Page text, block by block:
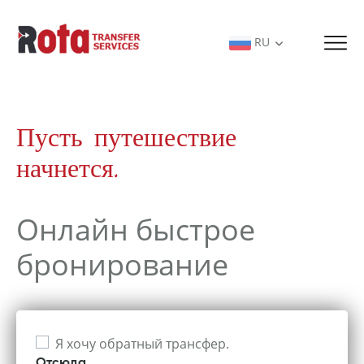
RU
Пусть путешествие
начнется.
Онлайн быстрое
бронирование
Я хочу обратный трансфер.